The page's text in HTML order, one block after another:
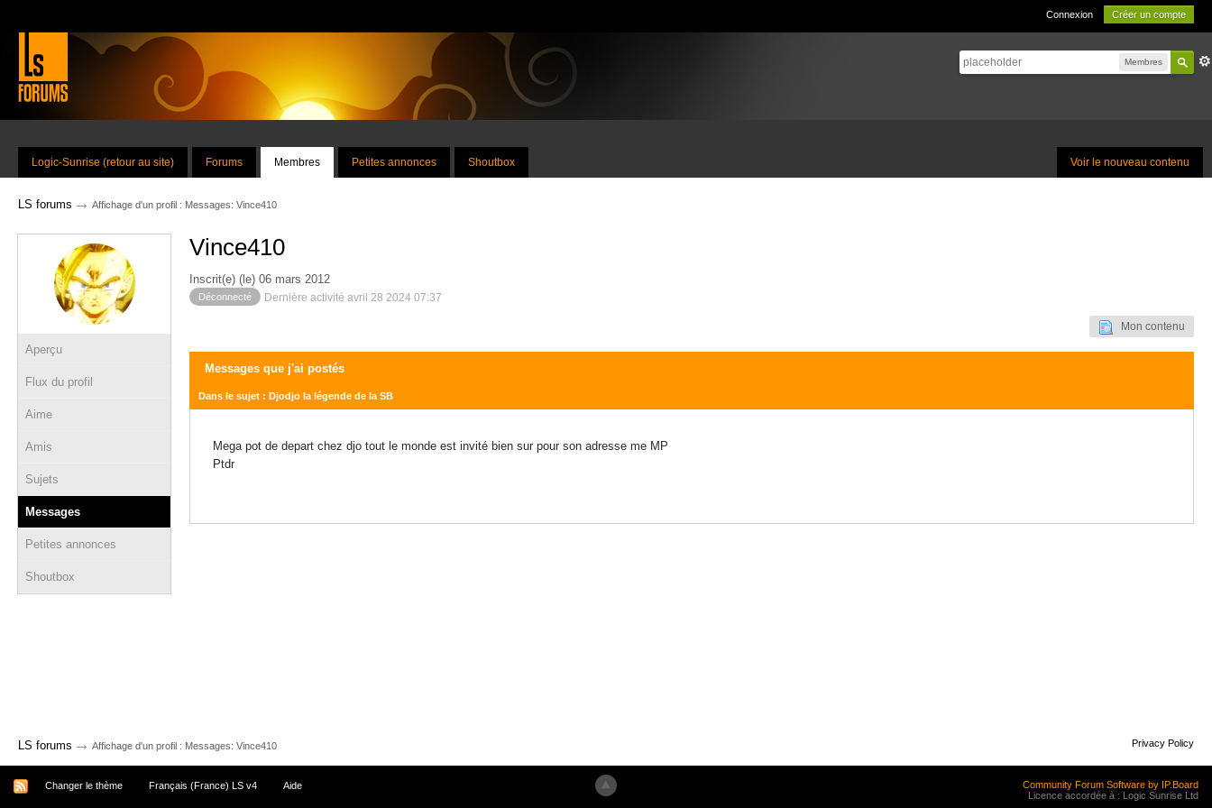
Connexion Créer un compte
Membres
Voir le nouveau contenu
Logic-Sunrise (retour au site) Forums Membres Petites annonces Shoutbox
LS forums → Affichage d'un profil : Messages: Vince410
Aperçu
Flux du profil
Aime
Amis
Sujets
Messages
Petites annonces
Shoutbox
Vince410
Inscrit(e) (le) 06 mars 2012
Déconnecté Dernière activité avril 28 2024 07:37
Mon contenu
Messages que j'ai postés
Dans le sujet : Djodjo la légende de la SB
Mega pot de depart chez djo tout le monde est invité bien sur pour son adresse me MP
Ptdr
LS forums → Affichage d'un profil : Messages: Vince410 Privacy Policy
Changer le thème Français (France) LS v4 Aide
Community Forum Software by IP.Board
Licence accordée à : Logic Sunrise Ltd